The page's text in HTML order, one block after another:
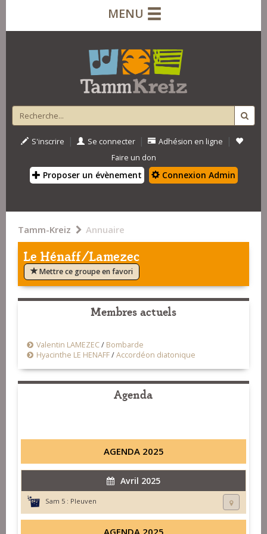
MENU
S'inscrire | Se connecter | Adhésion en ligne |
Faire un don
Proposer un évènement Connexion Admin
Tamm-Kreiz Annuaire
Le Hénaff/Lamezec
Mettre ce groupe en favori
Membres actuels
Valentin LAMEZEC/ Bombarde
Hyacinthe LE HENAFF/Accordéon diatonique
Agenda
AGENDA 2025
Avril 2025
Sam 5 : Pleuven